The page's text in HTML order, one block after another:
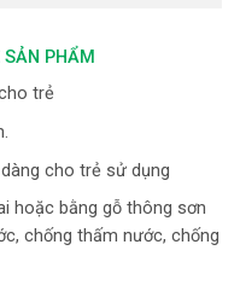
PHẨM
trẻ
cho trẻ sử dụng
hoặc bằng gỗ thông sơn
chống thấm nước, chống